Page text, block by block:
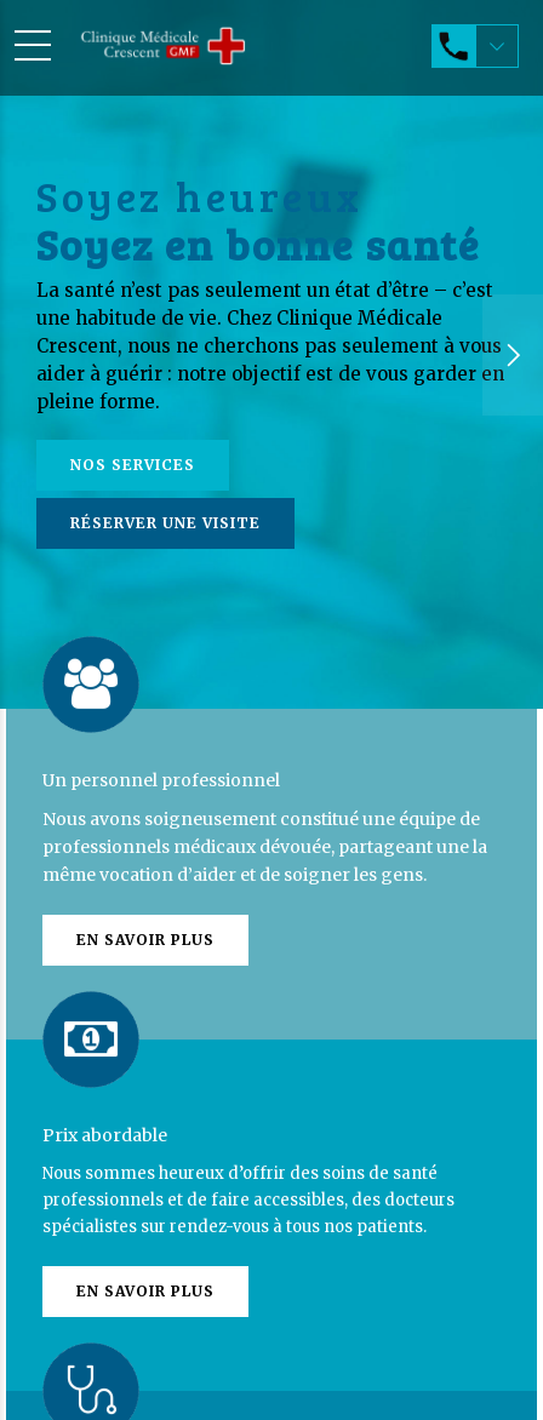
Soyez heureux
Soyez en bonne santé
La santé n’est pas seulement un état d’être – c’est
une habitude de vie. Chez Clinique Médicale
Crescent, nous ne cherchons pas seulement à vous
aider à guérir : notre objectif est de vous garder en
pleine forme.
NOS SERVICES
RÉSERVER UNE VISITE
Un personnel professionnel
Nous avons soigneusement constitué une équipe de
professionnels médicaux dévouée, partageant une la
même vocation d’aider et de soigner les gens.
EN SAVOIR PLUS
Prix abordable
Nous sommes heureux d’offrir des soins de santé
professionnels et de faire accessibles, des docteurs
spécialistes sur rendez-vous à tous nos patients.
EN SAVOIR PLUS